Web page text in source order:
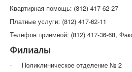
Квартирная помощь: (812) 417-62-27
Платные услуги: (812) 417-62-11
Телефон приёмной: (812) 417-36-68,
Филиалы
- Поликлиническое отделение № 2